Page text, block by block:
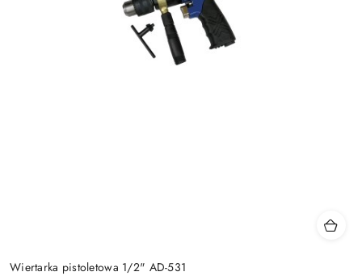
Wiertarka pistoletowa 1/2" AD-531